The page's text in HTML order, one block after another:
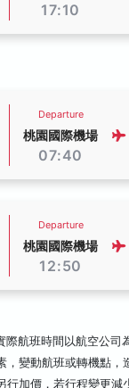
17:10
Departure
桃園國際機場
07:40
Departure
桃園國際機場
12:50
際航班時間以航空公司
，變動航班或轉機點，
行加價，若行程變更減